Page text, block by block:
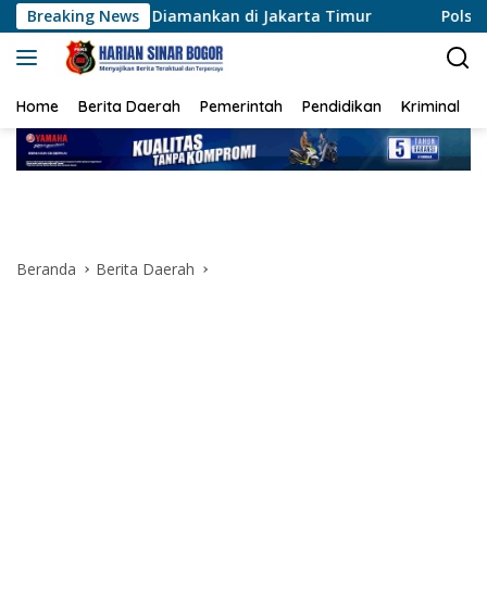
Langsung
ke
konten
Breaking News
Diamankan di Jakarta Timur Polsek Sungai
Home Berita Daerah Pemerintah Pendidikan Kriminal
Beranda Berita Daerah